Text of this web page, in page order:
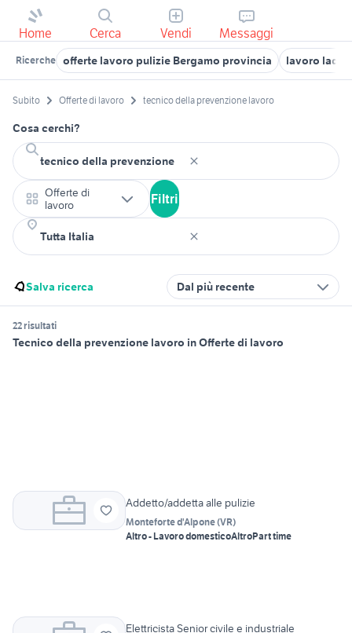
Home Cerca Vendi Messaggi
Ricerche offerte lavoro pulizie Bergamo provincia lavoro
Subito Offerte di lavoro tecnico della prevenzione lavoro
Cosa cerchi?
Offerte di
lavoro
Filtri
Salva ricerca Dal più recente
22 risultati
Tecnico della prevenzione lavoro in Offerte di lavoro
Addetto/addetta alle pulizie
Monteforte d'Alpone(VR)
Altro - Lavoro domesticoAltroPart time
Elettricista Senior civile e industriale